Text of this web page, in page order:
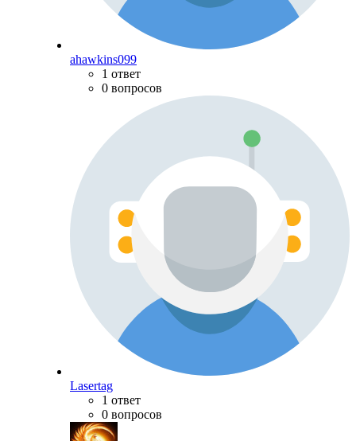
ahawkins099
1 ответ
0 вопросов
Lasertag
1 ответ
0 вопросов